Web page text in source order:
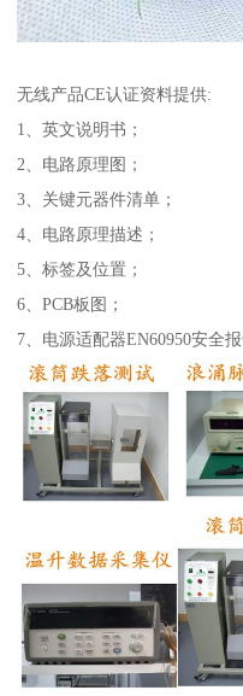
无线产品CE认证资料提供:
1、英文说明书；
2、电路原理图；
3、关键元器件清单；
4、电路原理描述；
5、标签及位置；
6、PCB板图；
7、电源适配器EN60950安全